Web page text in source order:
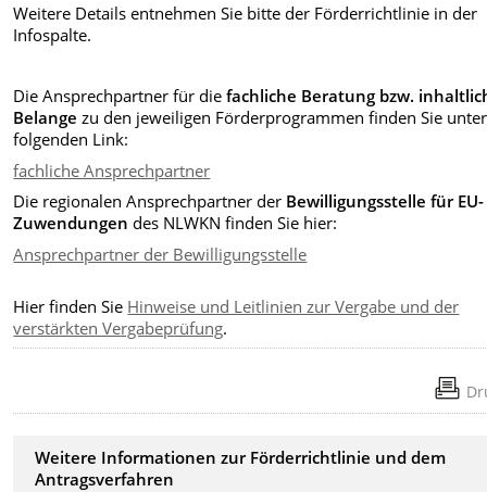
Weitere Details entnehmen Sie bitte der Förderrichtlinie in der
Infospalte.
Die Ansprechpartner für die fachliche Beratung bzw.
Belange zu den jeweiligen Förderprogrammen finden Sie
folgenden Link:
fachliche Ansprechpartner
Die regionalen Ansprechpartner der Bewilligungsstelle für EU-
Zuwendungen des NLWKN finden Sie hier:
Ansprechpartner der Bewilligungsstelle
Hier finden Sie Hinweise und Leitlinien zur Vergabe und der
verstärkten Vergabeprüfung.
Weitere Informationen zur Förderrichtlinie und dem
Antragsverfahren